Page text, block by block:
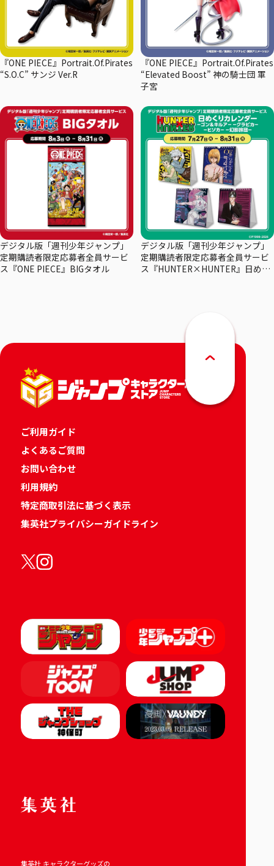
『ONE PIECE』Portrait.Of.Pirates
“S.O.C” サンジ Ver.R
『ONE PIECE』Portrait.Of.Pirates
“Elevated Boost” 神の騎士団 軍
子宮
デジタル版「週刊少年ジャンプ」
定期購読者限定応募者全員サービ
ス『ONE PIECE』BIGタオル
デジタル版「週刊少年ジャンプ」
定期購読者限定応募者全員サービ
ス『HUNTER×HUNTER』日めく
ご利用ガイド
よくあるご質問
お問い合わせ
利用規約
特定商取引法に基づく表示
集英社プライバシーガイドライン
集英社 キャラクターグッズの